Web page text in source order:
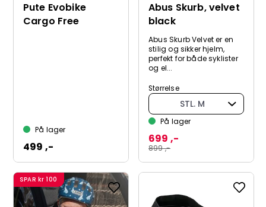
Pute Evobike
Cargo Free
På lager
499 ,-
Abus Skurb, velvet
black
Abus Skurb Velvet er en
stilig og sikker hjelm,
perfekt for både syklister
og el...
Størrelse
STL. M
På lager
899 ,-
699 ,-
SPAR kr 100